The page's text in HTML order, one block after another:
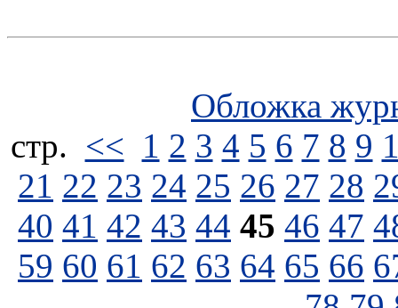
Обложка
стp. << 1 2 3 4 5 6 7 8 9
21 22 23 24 25 26 27 28
40 41 42 43 44 45 46 47
59 60 61 62 63 64 65 66